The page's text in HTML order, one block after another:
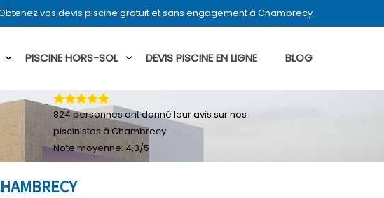
vos devis piscine gratuit et sans engagement à Chambrecy
PISCINE HORS-SOL DEVIS PISCINE EN LIGNE BLOG
824personnes ont donné leuravis sur nos
piscinistes à Chambrecy
Note moyenne:4,3/5